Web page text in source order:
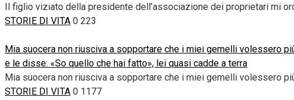
Il figlio viziato della presidente dell’associazione dei proprietari mi
STORIE DI VITA 0 223
Mia suocera non riusciva a sopportare che i miei gemelli volessero
e le disse: «So quello che hai fatto», lei quasi cadde a terra
Mia suocera non riusciva a sopportare che i miei gemelli volessero
STORIE DI VITA 0 1177